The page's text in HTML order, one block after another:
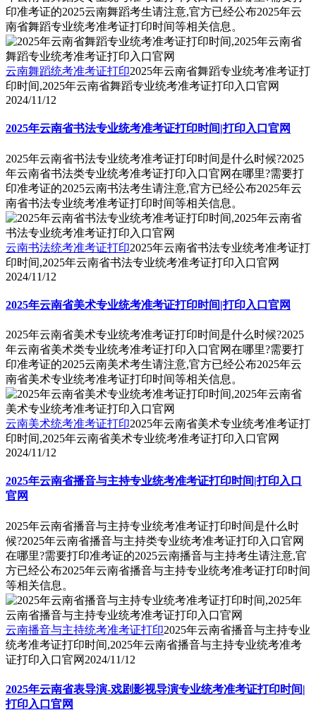
印准考证的2025云南舞蹈考生请注意,官方已经公布2025年云
南省舞蹈专业统考准考证打印时间等相关信息。
云南舞蹈统考准考证打印2025年云南省舞蹈专业统考准考证打
印时间,2025年云南省舞蹈专业统考准考证打印入口官网
2024/11/12
2025年云南省书法专业统考准考证打印时间|打印入口官网
2025年云南省书法专业统考准考证打印时间是什么时候?2025
年云南省书法类专业统考准考证打印入口官网在哪里?需要打
印准考证的2025云南书法考生请注意,官方已经公布2025年云
南省书法专业统考准考证打印时间等相关信息。
云南书法统考准考证打印2025年云南省书法专业统考准考证打
印时间,2025年云南省书法专业统考准考证打印入口官网
2024/11/12
2025年云南省美术专业统考准考证打印时间|打印入口官网
2025年云南省美术专业统考准考证打印时间是什么时候?2025
年云南省美术类专业统考准考证打印入口官网在哪里?需要打
印准考证的2025云南美术考生请注意,官方已经公布2025年云
南省美术专业统考准考证打印时间等相关信息。
云南美术统考准考证打印2025年云南省美术专业统考准考证打
印时间,2025年云南省美术专业统考准考证打印入口官网
2024/11/12
2025年云南省播音与主持专业统考准考证打印时间|打印入口
官网
2025年云南省播音与主持专业统考准考证打印时间是什么时
候?2025年云南省播音与主持类专业统考准考证打印入口官网
在哪里?需要打印准考证的2025云南播音与主持考生请注意,官
方已经公布2025年云南省播音与主持专业统考准考证打印时间
等相关信息。
云南播音与主持统考准考证打印2025年云南省播音与主持专业
统考准考证打印时间,2025年云南省播音与主持专业统考准考
证打印入口官网 2024/11/12
2025年云南省表导演-戏剧影视导演专业统考准考证打印时间|
打印入口官网